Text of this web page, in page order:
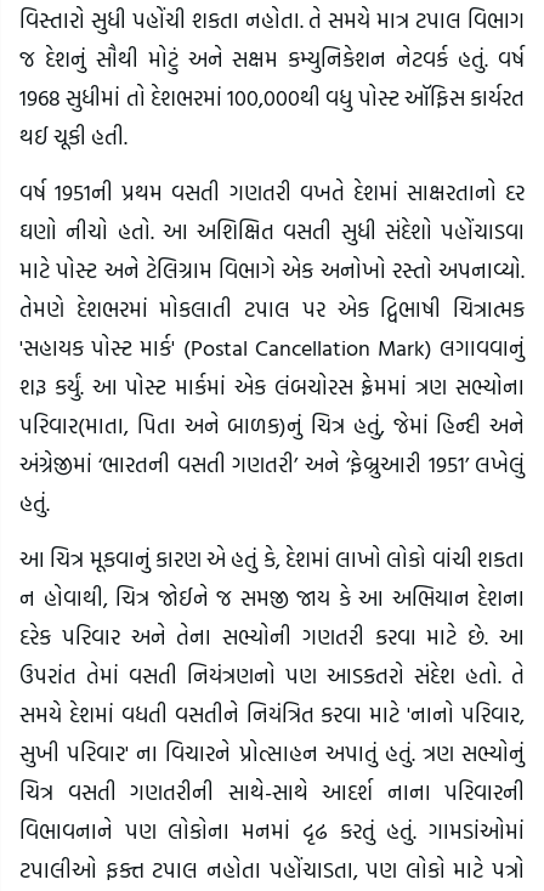
વિસ્તારો સુધી પહોંચી શકતા નહોતા. તે સમયે માત્ર ટપાલ વિભાગ
જ દેશનું સૌથી મોટું અને સક્ષમ કમ્યુનિકેશન નેટવર્ક હતું. વર્ષ
1968 સુધીમાં તો દેશભરમાં 100,000થી વધુ પોસ્ટ ઑફિસ કાર્યરત
થઈ ચૂકી હતી.
વર્ષ 1951ની પ્રથમ વસતી ગણતરી વખતે દેશમાં સાક્ષરતાનો દર
ઘણો નીચો હતો. આ અશિક્ષિત વસતી સુધી સંદેશો પહોંચાડવા
માટે પોસ્ટ અને ટેલિગ્રામ વિભાગે એક અનોખો રસ્તો અપનાવ્યો.
તેમણે દેશભરમાં મોકલાતી ટપાલ પર એક દ્વિભાષી ચિત્રાત્મક
'સહાયક પોસ્ટ માર્ક' (Postal Cancellation Mark) લગાવવાનું
શરૂ કર્યું. આ પોસ્ટ માર્કમાં એક લંબચોરસ ફ્રેમમાં ત્રણ સભ્યોના
પરિવાર(માતા, પિતા અને બાળક)નું ચિત્ર હતું, જેમાં હિન્દી અને
અંગ્રેજીમાં ‘ભારતની વસતી ગણતરી’ અને ‘ફેબ્રુઆરી 1951’ લખેલું
હતું.
આ ચિત્ર મૂકવાનું કારણ એ હતું કે, દેશમાં લાખો લોકો વાંચી શકતા
ન હોવાથી, ચિત્ર જોઈને જ સમજી જાય કે આ અભિયાન દેશના
દરેક પરિવાર અને તેના સભ્યોની ગણતરી કરવા માટે છે. આ
ઉપરાંત તેમાં વસતી નિયંત્રણનો પણ આડકતરો સંદેશ હતો. તે
સમયે દેશમાં વધતી વસતીને નિયંત્રિત કરવા માટે 'નાનો પરિવાર,
સુખી પરિવાર' ના વિચારને પ્રોત્સાહન અપાતું હતું. ત્રણ સભ્યોનું
ચિત્ર વસતી ગણતરીની સાથે-સાથે આદર્શ નાના પરિવારની
વિભાવનાને પણ લોકોના મનમાં દૃઢ કરતું હતું. ગામડાંઓમાં
ટપાલીઓ ફક્ત ટપાલ નહોતા પહોંચાડતા, પણ લોકો માટે પત્રો